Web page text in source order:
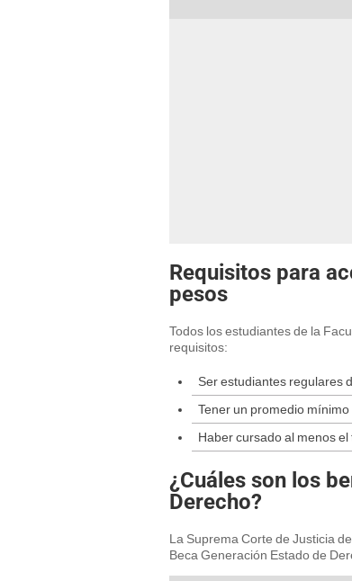
Requisitos para
pesos
Todos los estudiantes de la
requisitos:
Ser estudiantes regulares
Tener un promedio mínimo
Haber cursado al menos
¿Cuáles son los
Derecho?
La Suprema Corte de Justicia
Beca Generación Estado de